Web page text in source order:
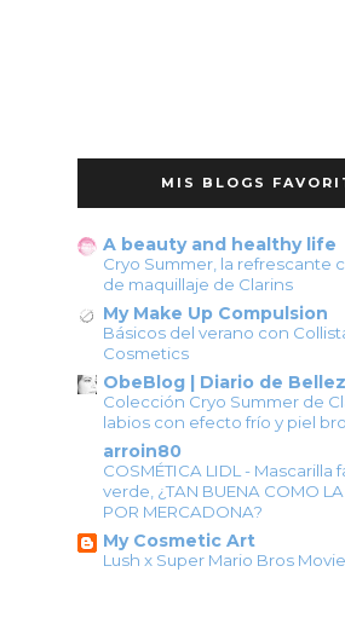
MIS BLOGS
A beauty and healthy life
Cryo Summer, la refrescante
de maquillaje de Clarins
My Make Up Compulsion
Básicos del verano con
Cosmetics
ObeBlog | Diario de
Colección Cryo Summer de
labios con efecto frío y piel
arroin80
COSMÉTICA LIDL - Mascarilla
verde, ¿TAN BUENA COMO LA
POR MERCADONA?
My Cosmetic Art
Lush x Super Mario Bros Movie